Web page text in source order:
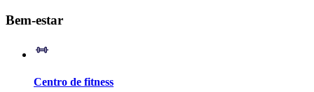
Bem-estar
Centro de fitness